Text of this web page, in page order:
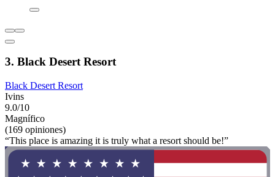
3. Black Desert Resort
Black Desert Resort
Ivins
9.0/10
Magnífico
(169 opiniones)
“This place is amazing it is truly what a resort should be!”